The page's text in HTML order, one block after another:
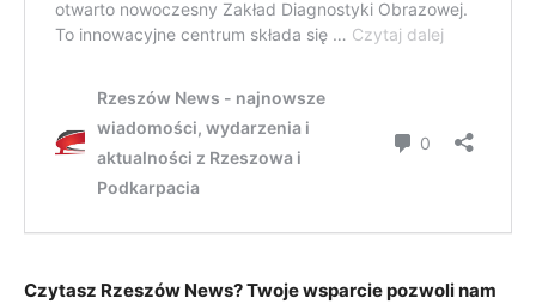
Czytasz Rzeszów News? Twoje wsparcie pozwoli nam